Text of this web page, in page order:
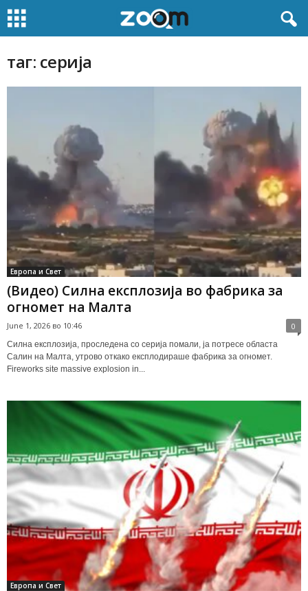
таг: серија
Европа и Свет
(Видео) Силна експлозија во фабрика за
огномет на Малта
June 1, 2026 во 10:46 0
Силна експлозија, проследена со серија помали, ја потресе областа
Салин на Малта, утрово откако експлодираше фабрика за огномет.
Fireworks site massive explosion in...
Европа и Свет